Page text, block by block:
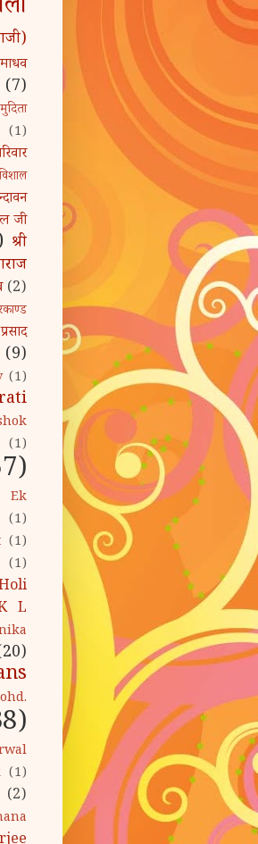
माधव
(7)
मुदिता
(1)
जी
श्री
(2)
(9)
(1)
(1)
Ek
(1)
(1)
(1)
L
(1)
(2)